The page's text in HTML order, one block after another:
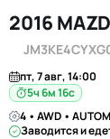
2016
пт, 7 авг, 14:00
5ч 6м 16с
4 • AWD •
Заводится и